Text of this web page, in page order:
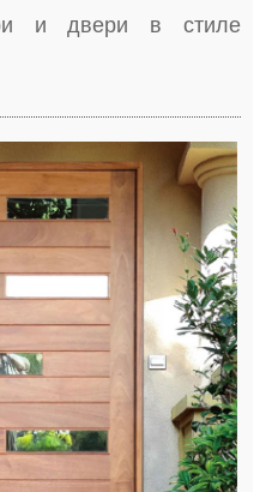
и двери в стиле